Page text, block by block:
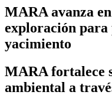
MARA avanza
exploración para
yacimiento
MARA fortalece
ambiental a